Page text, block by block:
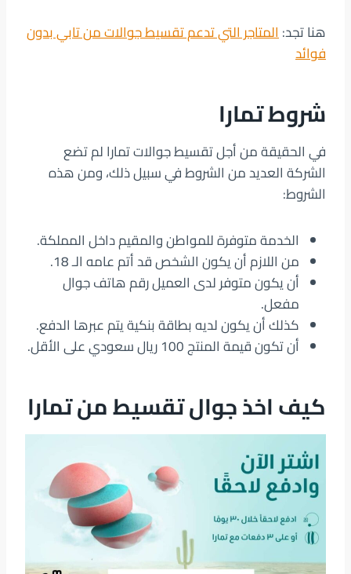
هنا تجد:المتاجر التي تدعم تقسيط جوالات من تابي بدون
فوائد
شروط تمارا
في الحقيقة من أجل تقسيط جوالات تمارا لم تضع
الشركة العديد من الشروط في سبيل ذلك، ومن هذه
الشروط:
الخدمة متوفرة للمواطن والمقيم داخل المملكة.
من اللازم أن يكون الشخص قد أتم عامه الـ 18.
أن يكون متوفر لدى العميل رقم هاتف جوال
مفعل.
كذلك أن يكون لديه بطاقة بنكية يتم عبرها الدفع.
أن تكون قيمة المنتج 100 ريال سعودي على الأقل.
كيف اخذ جوال تقسيط من تمارا